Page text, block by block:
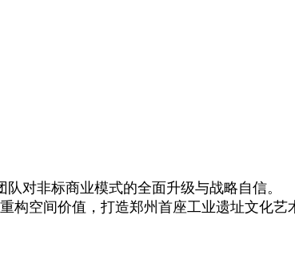
对非标商业模式的全面升级与战略自信。
空间价值，打造郑州首座工业遗址文化艺